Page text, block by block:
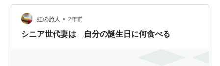
なんだ？？ と考え中…。 夫に、 今日、結婚記念日だよ！
と言われ、 はっ！！(ﾟДﾟ;)…
虹の旅人 • 2年前
シニア世代妻は 自分の誕生日に何食べる